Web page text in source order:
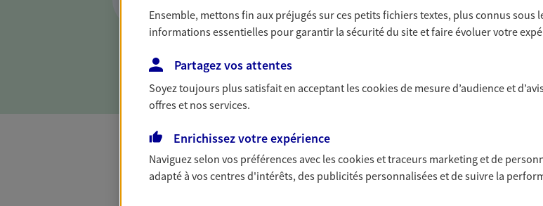
Anticipez les imprévus et sécurisez votre futur grâce à nos
différentes solutions. Nous vous accompagnons dans vos
projets de vie en privilégiant une relation de confiance et de
proximité.
Toutes nos solutions AXA
Ensemble, mettons fin aux préjugés sur ces petits fichiers textes, plus connus sous
informations essentielles pour garantir la sécurité du site et faire évoluer votre
Partagez vos attentes
Soyez toujours plus satisfait en acceptant lescookiesde mesure d’audience et
offres et nos services.
Enrichissez votre expérience
Naviguez selon vos préférences avec lescookies et traceurs marketing et de
adapté à vos centres d'intérêts, des publicités personnalisées et de suivre la